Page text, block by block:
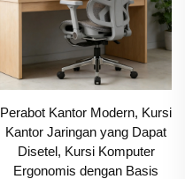
Perabot Kantor Modern, Kursi
Kantor Jaringan yang Dapat
Disetel, Kursi Komputer
Ergonomis dengan Basis